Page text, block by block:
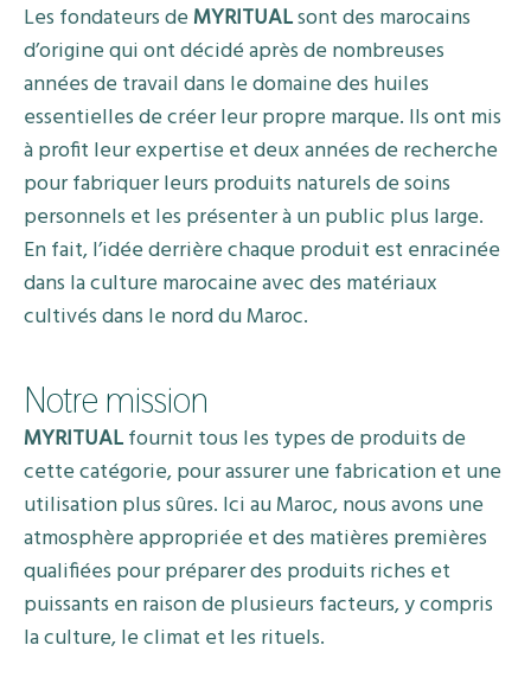
Les fondateurs deMYRITUALsont des marocains
d’origine qui ont décidé après de nombreuses
années de travail dans le domaine des huiles
essentielles de créer leur propre marque. Ils ont mis
à profit leur expertise et deux années de recherche
pour fabriquer leurs produits naturels de soins
personnels et les présenter à un public plus large.
En fait, l’idée derrière chaque produit est enracinée
dans la culture marocaine avec des matériaux
cultivés dans le nord du Maroc.
Notre mission
MYRITUALfournit tous les types de produits de
cette catégorie, pour assurer une fabrication et une
utilisation plus sûres. Ici au Maroc, nous avons une
atmosphère appropriée et des matières premières
qualifiées pour préparer des produits riches et
puissants en raison de plusieurs facteurs, y compris
la culture, le climat et les rituels.